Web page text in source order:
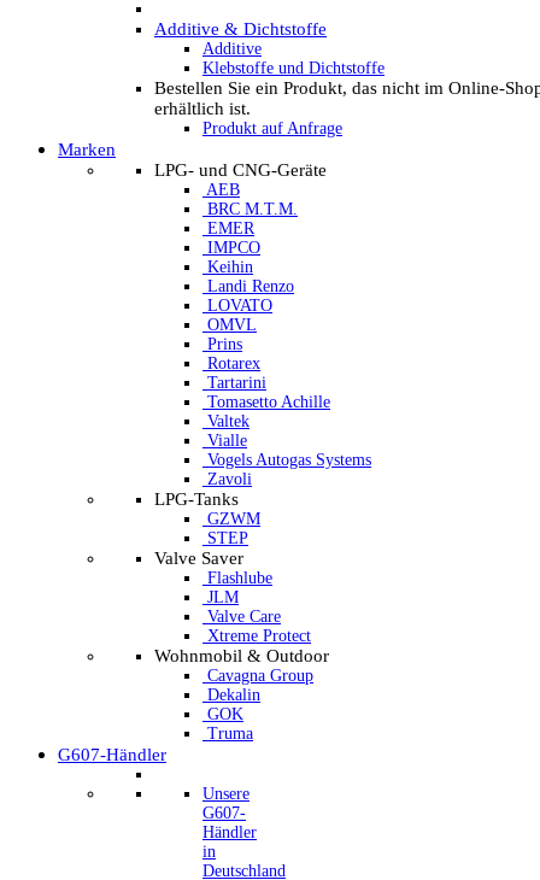
Additive & Dichtstoffe
Additive
Klebstoffe und Dichtstoffe
Bestellen Sie ein Produkt, das nicht im Online-
erhältlich ist.
Produkt auf Anfrage
Marken
LPG- und CNG-Geräte
AEB
BRC M.T.M.
EMER
IMPCO
Keihin
Landi Renzo
LOVATO
OMVL
Prins
Rotarex
Tartarini
Tomasetto Achille
Valtek
Vialle
Vogels Autogas Systems
Zavoli
LPG-Tanks
GZWM
STEP
Valve Saver
Flashlube
JLM
Valve Care
Xtreme Protect
Wohnmobil & Outdoor
Cavagna Group
Dekalin
GOK
Truma
G607-Händler
Unsere
G607-
Händler
in
Deutschland